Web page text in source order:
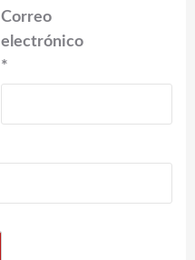
Correo
electrónico
*